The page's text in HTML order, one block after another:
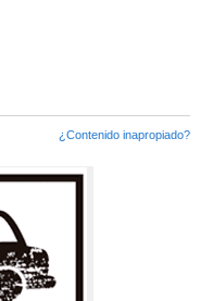
¿Contenido inapropiado?